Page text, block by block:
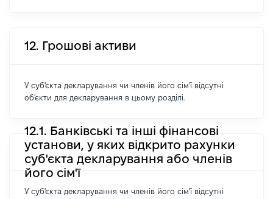
12. Грошові активи
У суб'єкта декларування чи членів його сім'ї відсутні
об'єкти для декларування в цьому розділі.
12.1. Банківські та інші фінансові
установи, у яких відкрито рахунки
суб'єкта декларування або членів
його сім'ї
У суб'єкта декларування чи членів його сім'ї відсутні